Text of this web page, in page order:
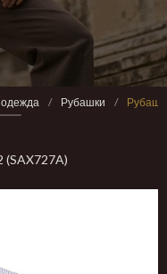
/ Рубашки /
(SAX727A)